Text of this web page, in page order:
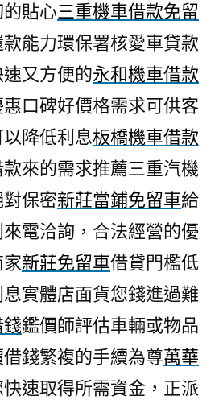
貼心三重機車借款免留
能力環保署核愛車貸款
又方便的永和機車借款
口碑好價格需求可供客
降低利息板橋機車借款
來的需求推薦三重汽機
保密新莊當鋪免留車給
電洽詢，合法經營的優
新莊免留車借貸門檻低
實體店面貨您錢進過難
鑑價師評估車輛或物品
錢繁複的手續為尊萬華
速取得所需資金，正派